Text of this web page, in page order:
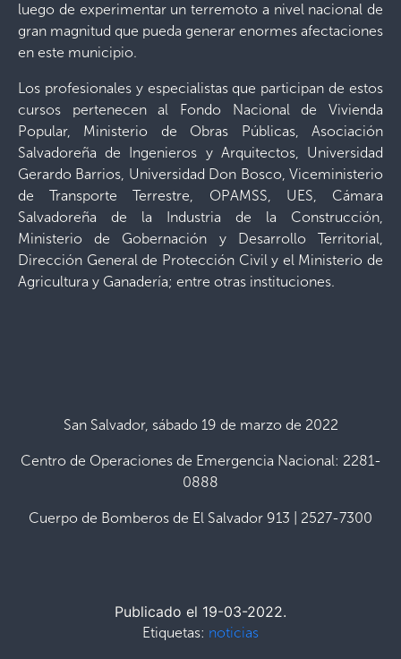
luego de experimentar un terremoto a nivel nacional de
gran magnitud que pueda generar enormes afectaciones
en este municipio.
Los profesionales y especialistas que participan de estos
cursos pertenecen al Fondo Nacional de Vivienda
Popular, Ministerio de Obras Públicas, Asociación
Salvadoreña de Ingenieros y Arquitectos, Universidad
Gerardo Barrios, Universidad Don Bosco, Viceministerio
de Transporte Terrestre, OPAMSS, UES, Cámara
Salvadoreña de la Industria de la Construcción,
Ministerio de Gobernación y Desarrollo Territorial,
Dirección General de Protección Civil y el Ministerio de
Agricultura y Ganadería; entre otras instituciones.
San Salvador, sábado 19 de marzo de 2022
Centro de Operaciones de Emergencia Nacional: 2281-
0888
Cuerpo de Bomberos de El Salvador 913 | 2527-7300
Publicado el 19-03-2022.
Etiquetas: noticias